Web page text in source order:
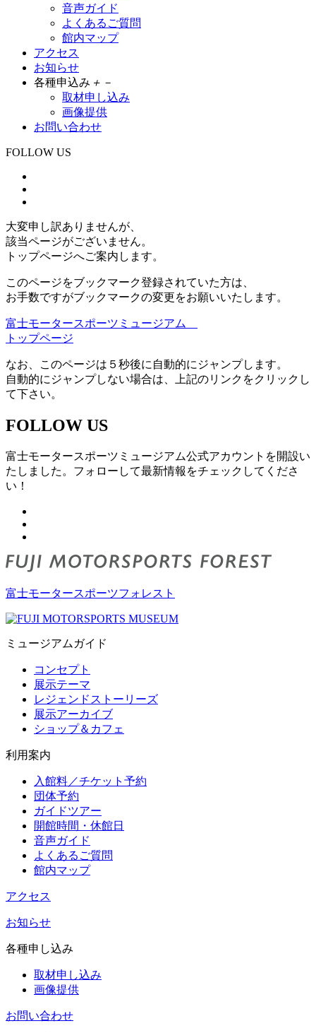
音声ガイド
よくあるご質問
館内マップ
アクセス
お知らせ
各種申込み ＋ －
取材申し込み
画像提供
お問い合わせ
FOLLOW US
大変申し訳ありませんが、
該当ページがございません。
トップページへご案内します。
このページをブックマーク登録されていた方は、
お手数ですがブックマークの変更をお願いいたします。
富士モータースポーツミュージアム
トップページ
なお、このページは５秒後に自動的にジャンプします。
自動的にジャンプしない場合は、上記のリンクをクリックし
て下さい。
FOLLOW US
富士モータースポーツミュージアム公式アカウントを開設い
たしました。フォローして最新情報をチェックしてくださ
い！
富士モータースポーツフォレスト
ミュージアムガイド
コンセプト
展示テーマ
レジェンドストーリーズ
展示アーカイブ
ショップ＆カフェ
利用案内
入館料／チケット予約
団体予約
ガイドツアー
開館時間・休館日
音声ガイド
よくあるご質問
館内マップ
アクセス
お知らせ
各種申し込み
取材申し込み
画像提供
お問い合わせ